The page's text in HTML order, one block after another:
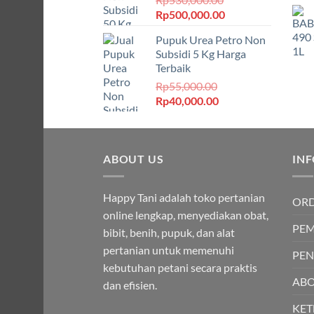
Harga
adalah:
Rp530,000.00.
Rp500,000.00Harga
ini
adalah:
Pupuk Urea Petro Non
Subsidi 5 Kg Harga
Terbaik
Rp55,000.00
Harga
adalah:
Rp40,000.00Harga
ini
ABOUT US
Happy Tani adalah toko pertanian
online lengkap, menyediakan obat,
bibit, benih, pupuk, dan alat
pertanian untuk memenuhi
kebutuhan petani secara praktis
dan efisien.